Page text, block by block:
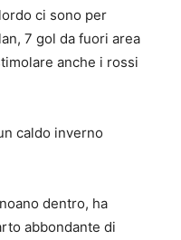
ci sono per
7 gol da fuori area
anche i rossi
caldo inverno
dentro, ha
abbondante di